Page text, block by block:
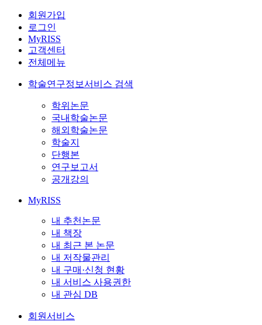
회원가입
로그인
MyRISS
고객센터
전체메뉴
학술연구정보서비스 검색
학위논문
국내학술논문
해외학술논문
학술지
단행본
연구보고서
공개강의
MyRISS
내 추천논문
내 책장
내 최근 본 논문
내 저작물관리
내 구매·신청 현황
내 서비스 사용권한
내 관심 DB
회원서비스